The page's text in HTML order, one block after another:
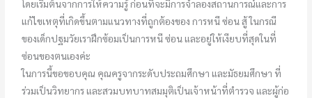
โดยเริ่มต้นจากการให้ความรู้ ก่อนที่จะมีการจำลองสถานการณ์และการ
แก้ไขเหตุที่เกิดขึ้นตามแนวทางที่ถูกต้องของ การหนี ซ่อน สู้ ในกรณี
ของเด็กปฐมวัยเราฝึกซ้อมเป็นการหนี ซ่อน และอยู่ให้เงียบที่สุดในที่
ซ่อนของตนเองค่ะ
ในการนี้ขอขอบคุณ คุณครูจากระดับประถมศึกษา และมัธยมศึกษา ที่
ร่วมเป็นวิทยากร และสวมบทบาทสมมุติเป็นเจ้าหน้าที่ตำรวจ และผู้ก่อ